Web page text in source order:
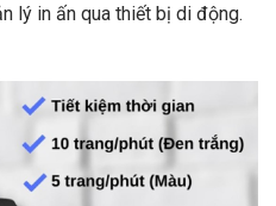
lý in ấn qua thiết bị di động.